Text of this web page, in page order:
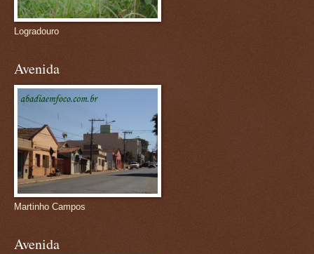
Logradouro
Avenida
Martinho Campos
Avenida